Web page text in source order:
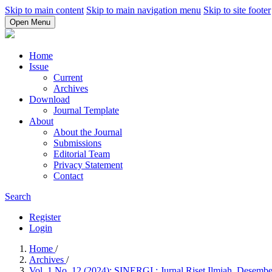
Skip to main content Skip to main navigation menu Skip to site footer
Open Menu
Home
Issue
Current
Archives
Download
Journal Template
About
About the Journal
Submissions
Editorial Team
Privacy Statement
Contact
Search
Register
Login
Home /
Archives /